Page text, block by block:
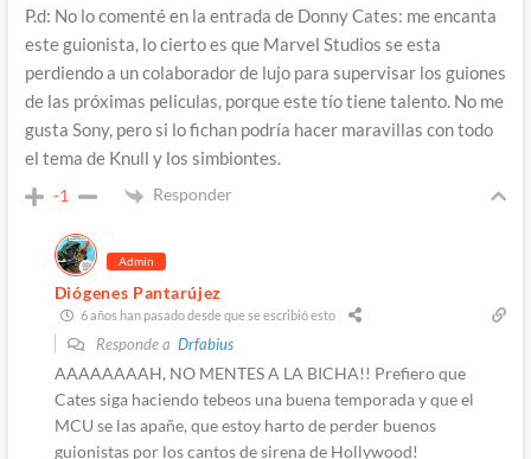
P.d: No lo comenté en la entrada de Donny Cates: me encanta
este guionista, lo cierto es que Marvel Studios se esta
perdiendo a un colaborador de lujo para supervisar los guiones
de las próximas peliculas, porque este tío tiene talento. No me
gusta Sony, pero si lo fichan podría hacer maravillas con todo
el tema de Knull y los simbiontes.
-1 Responder
Admin
Diógenes Pantarújez
6 años han pasado desde que se escribió esto
Responde a Drfabius
AAAAAAAAH, NO MENTES A LA BICHA!! Prefiero que
Cates siga haciendo tebeos una buena temporada y que el
MCU se las apañe, que estoy harto de perder buenos
guionistas por los cantos de sirena de Hollywood!